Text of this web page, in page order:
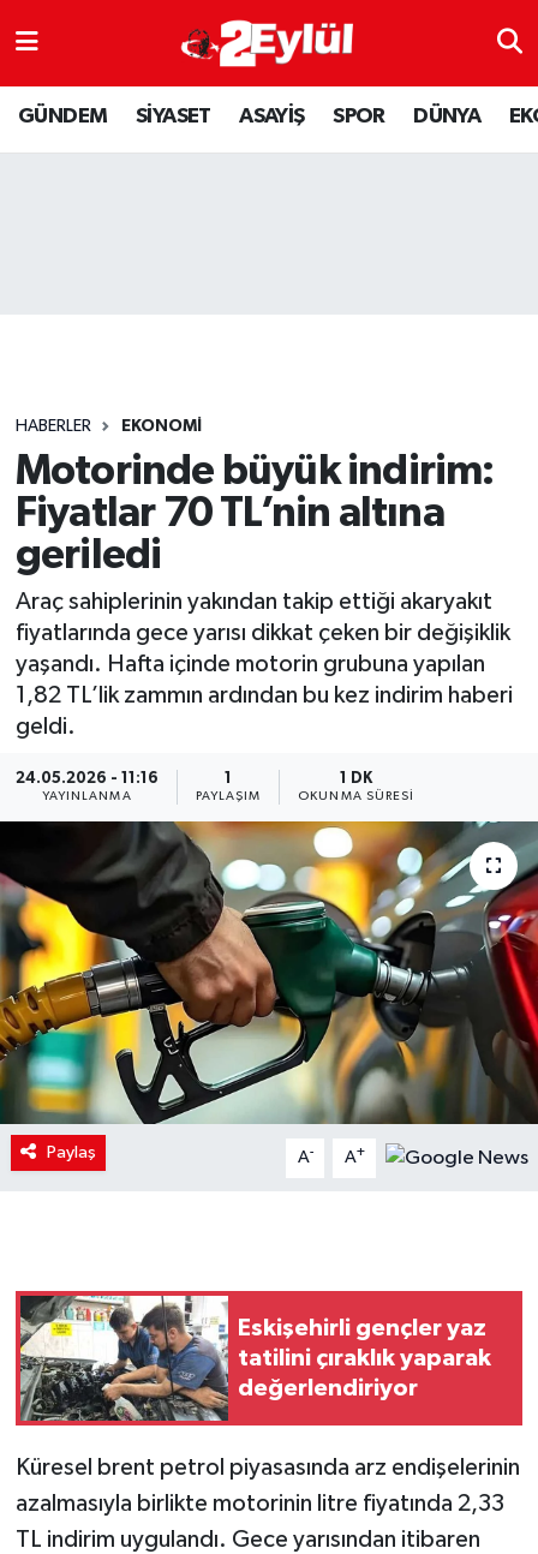
GÜNDEM SİYASET ASAYİŞ SPOR DÜNYA
HABERLER EKONOMİ
Motorinde büyük indirim:
Fiyatlar 70 TL’nin altına
geriledi
Araç sahiplerinin yakından takip ettiği akaryakıt
fiyatlarında gece yarısı dikkat çeken bir değişiklik
yaşandı. Hafta içinde motorin grubuna yapılan
1,82 TL’lik zammın ardından bu kez indirim haberi
geldi.
24.05.2026 - 11:16
YAYINLANMA PAYLAŞIM
1 DK
OKUNMA SÜRESI
Paylaş A- A+
Eskişehirli gençler yaz
tatilini çıraklık yaparak
değerlendiriyor
Küresel brent petrol piyasasında arz endişelerinin
azalmasıyla birlikte motorinin litre fiyatında 2,33
TL indirim uygulandı. Gece yarısından itibaren
ASAYİŞ
DÜNYA
SPOR
YAŞAM
Nöbetçi Eczaneler
Hava Durumu
Son Dakika Haberleri
Haber Arşivi